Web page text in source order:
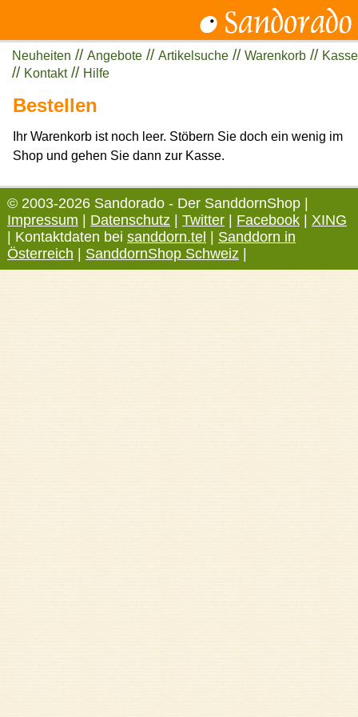
Neuheiten // Angebote // Artikelsuche // Warenkorb // Kasse
// Kontakt// Hilfe
Bestellen
Ihr Warenkorb ist noch leer. Stöbern Sie doch ein wenig im
Shop und gehen Sie dann zur Kasse.
© 2003-2026 Sandorado - Der SanddornShop |
Impressum | Datenschutz | Twitter | Facebook | XING
| Kontaktdaten bei sanddorn.tel | Sanddorn in
Österreich | SanddornShop Schweiz |